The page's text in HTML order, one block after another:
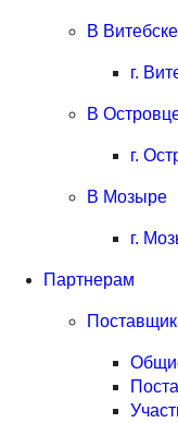
В Витебске
г.
В
г.
В Мозыре
г.
Партнерам